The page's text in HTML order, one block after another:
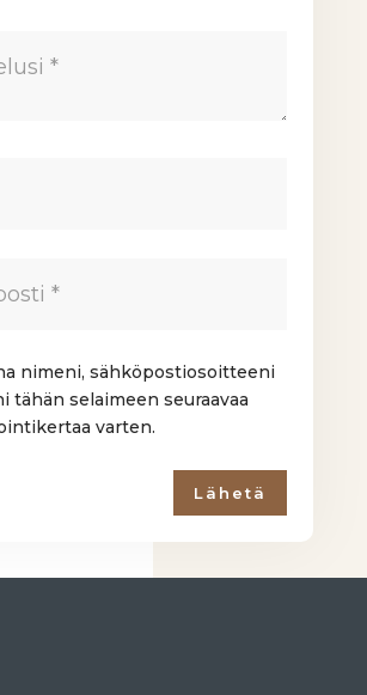
nimeni, sähköpostiosoitteeni
tähän selaimeen seuraavaa
varten.
Lähetä